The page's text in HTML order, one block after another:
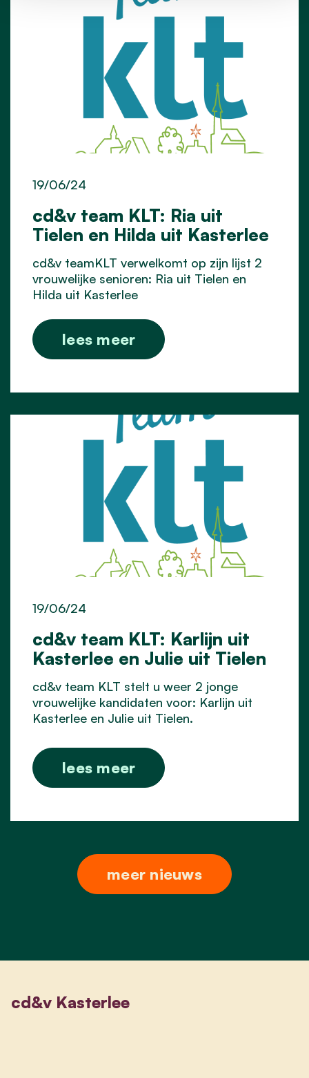
cd&v team KLT: Ria uit
Tielen en Hilda uit Kasterlee
19/06/24
cd&v teamKLT verwelkomt op zijn lijst 2
vrouwelijke senioren: Ria uit Tielen en
Hilda uit Kasterlee
lees meer
cd&v team KLT: Karlijn uit
Kasterlee en Julie uit Tielen
19/06/24
cd&v team KLT stelt u weer 2 jonge
vrouwelijke kandidaten voor: Karlijn uit
Kasterlee en Julie uit Tielen.
lees meer
meer nieuws
cd&v Kasterlee